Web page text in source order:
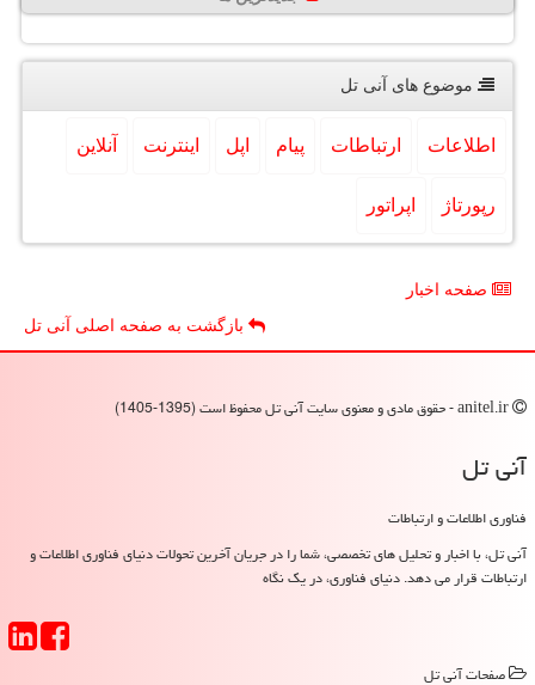
موضوع های آنی تل
اطلاعات ارتباطات پیام اپل اینترنت آنلاین
رپورتاژ اپراتور
صفحه اخبار
بازگشت به صفحه اصلی آنی تل
آنی تل
فناوری اطلاعات و ارتباطات
آنی تل، با اخبار و تحلیل های تخصصی، شما را در جریان آخرین تحولات دنیای فناوری اطلاعات و
ارتباطات قرار می دهد. دنیای فناوری، در یک نگاه
صفحات آنی تل